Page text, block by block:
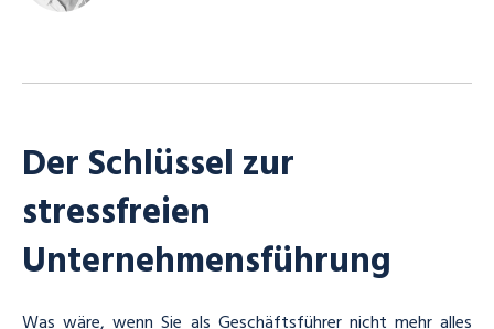
Der Schlüssel zur
stressfreien
Unternehmensführung